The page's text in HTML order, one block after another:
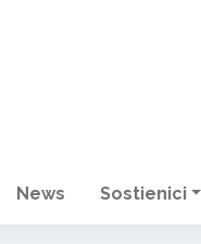
News Sostienici